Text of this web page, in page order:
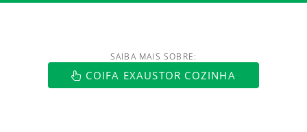
https://www.luftmaxi.com.br/
SAIBA MAIS SOBRE:
COIFA EXAUSTOR COZINHA